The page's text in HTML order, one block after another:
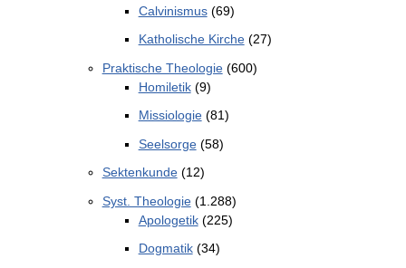
Calvinismus(69)
Katholische Kirche(27)
Praktische Theologie(600)
Homiletik(9)
Missiologie(81)
Seelsorge(58)
Sektenkunde(12)
Syst. Theologie(1.288)
Apologetik(225)
Dogmatik(34)